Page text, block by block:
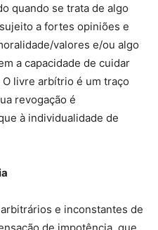
quando se trata de algo
a fortes opiniões e
valores e/ou algo
a capacidade de cuidar
livre arbítrio é um traço
revogação é
à individualidade de
e inconstantes de